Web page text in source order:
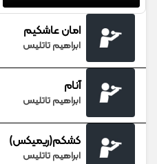
امان عاشکیم
ابراهیم تاتلیس
آنام
ابراهیم تاتلیس
کشکم(ریمیکس)
ابراهیم تاتلیس